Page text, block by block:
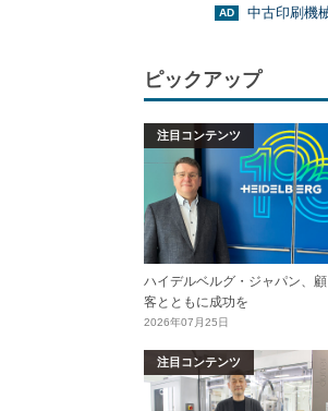
中古印刷機
ピックアップ
注目コンテンツ
ハイデルベルグ・ジャパン、顧
客とともに成功を
2026年07月25日
注目コンテンツ